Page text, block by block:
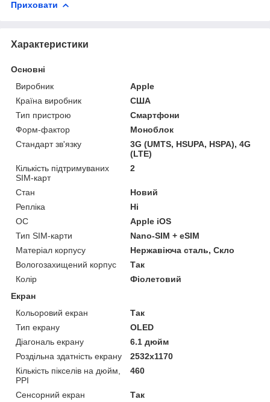
Приховати
Характеристики
Основні
Виробник
Apple
Країна виробник
США
Тип пристрою
Смартфони
Форм-фактор
Моноблок
Стандарт зв'язку
3G (UMTS, HSUPA, HSPA), 4G
(LTE)
Кількість підтримуваних
SIM-карт
2
Стан
Новий
Репліка
Ні
ОС
Apple iOS
Тип SIM-карти
Nano-SIM + eSIM
Матеріал корпусу
Нержавіюча сталь, Скло
Вологозахищений корпус
Так
Колір
Фіолетовий
Екран
Кольоровий екран
Так
Тип екрану
OLED
Діагональ екрану
6.1 дюйм
Роздільна здатність екрану
2532x1170
Кількість пікселів на дюйм,
PPI
460
Сенсорний екран
Так